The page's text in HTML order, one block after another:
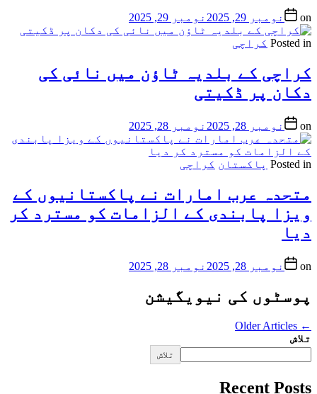
on نومبر 29, 2025 نومبر 29, 2025
Posted in کراچی
کراچی کے بلدیہ ٹاؤن میں نائی کی
دکان پر ڈکیتی
on نومبر 28, 2025 نومبر 28, 2025
Posted in پاکستان کراچی
متحدہ عرب امارات نے پاکستانیوں کے
ویزا پابندی کے الزامات کو مسترد کر
دیا
on نومبر 28, 2025 نومبر 28, 2025
پوسٹوں کی نیویگیشن
←
Older Articles
تلاش
تلاش
Recent Posts